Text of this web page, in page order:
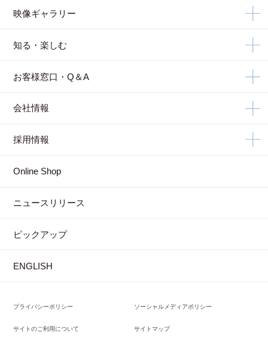
映像ギャラリー
知る・楽しむ
お客様窓口・Q＆A
会社情報
採用情報
Online Shop
ニュースリリース
ピックアップ
ENGLISH
プライバシーポリシー ソーシャルメディアポリシー
サイトのご利用について サイトマップ